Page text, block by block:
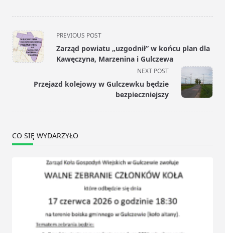
<span
class="nav-
subtitle
reader-
PREVIOUS POST
Zarząd powiatu „uzgodnił” w końcu plan dla
Kawęczyna, Marzenina i Gulczewa
NEXT POST
Przejazd kolejowy w Gulczewku będzie
bezpieczniejszy
CO SIĘ WYDARZYŁO